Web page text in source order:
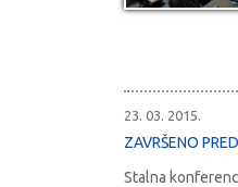
23. 03. 2015.
ZAVRŠENO
Stalna